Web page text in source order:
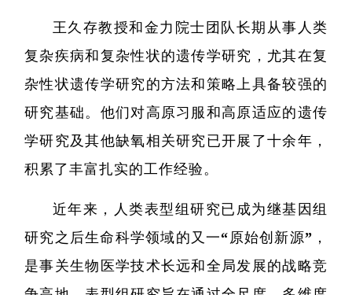
王久存教授和金力院士团队长期从事人类
复杂疾病和复杂性状的遗传学研究，尤其在复
杂性状遗传学研究的方法和策略上具备较强的
研究基础。他们对高原习服和高原适应的遗传
学研究及其他缺氧相关研究已开展了十余年，
积累了丰富扎实的工作经验。
近年来，人类表型组研究已成为继基因组
研究之后生命科学领域的又一“原始创新源”，
是事关生物医学技术长远和全局发展的战略竞